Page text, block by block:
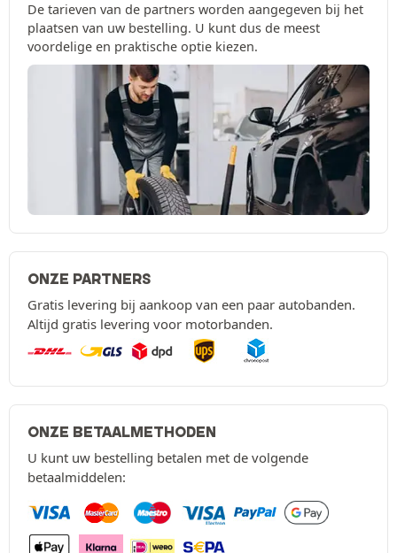
De tarieven van de partners worden aangegeven bij het
plaatsen van uw bestelling. U kunt dus de meest
voordelige en praktische optie kiezen.
ONZE PARTNERS
Gratis levering bij aankoop van een paar autobanden.
Altijd gratis levering voor motorbanden.
ONZE BETAALMETHODEN
U kunt uw bestelling betalen met de volgende
betaalmiddelen: